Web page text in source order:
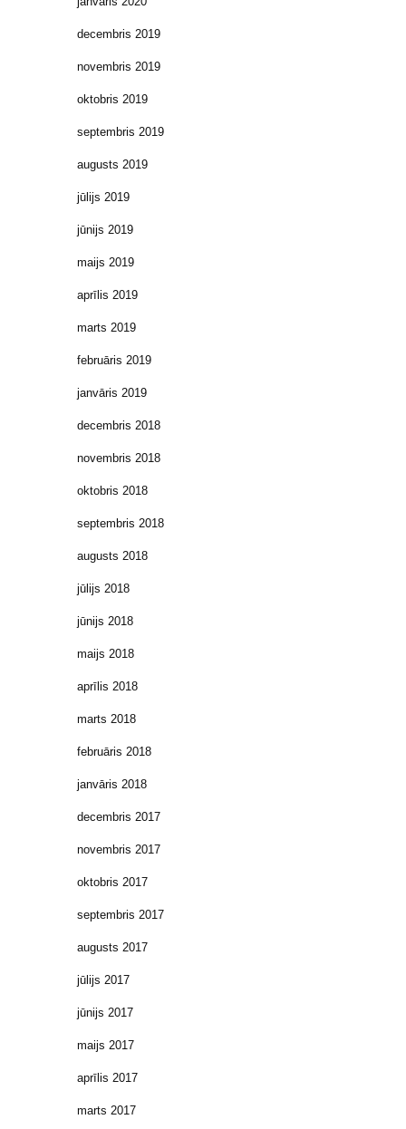
decembris 2019
novembris 2019
oktobris 2019
septembris 2019
augusts 2019
jūlijs 2019
jūnijs 2019
maijs 2019
aprīlis 2019
marts 2019
februāris 2019
janvāris 2019
decembris 2018
novembris 2018
oktobris 2018
septembris 2018
augusts 2018
jūlijs 2018
jūnijs 2018
maijs 2018
aprīlis 2018
marts 2018
februāris 2018
janvāris 2018
decembris 2017
novembris 2017
oktobris 2017
septembris 2017
augusts 2017
jūlijs 2017
jūnijs 2017
maijs 2017
aprīlis 2017
marts 2017